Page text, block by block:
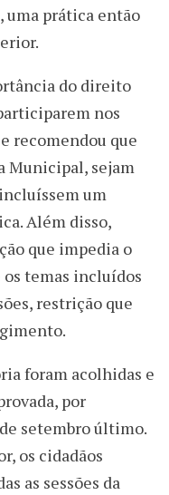
uma prática então
do direito
nos
recomendou que
Municipal, sejam
um
Além disso,
que impedia o
temas incluídos
restrição que
foram acolhidas e
por
setembro último.
os cidadãos
as sessões da